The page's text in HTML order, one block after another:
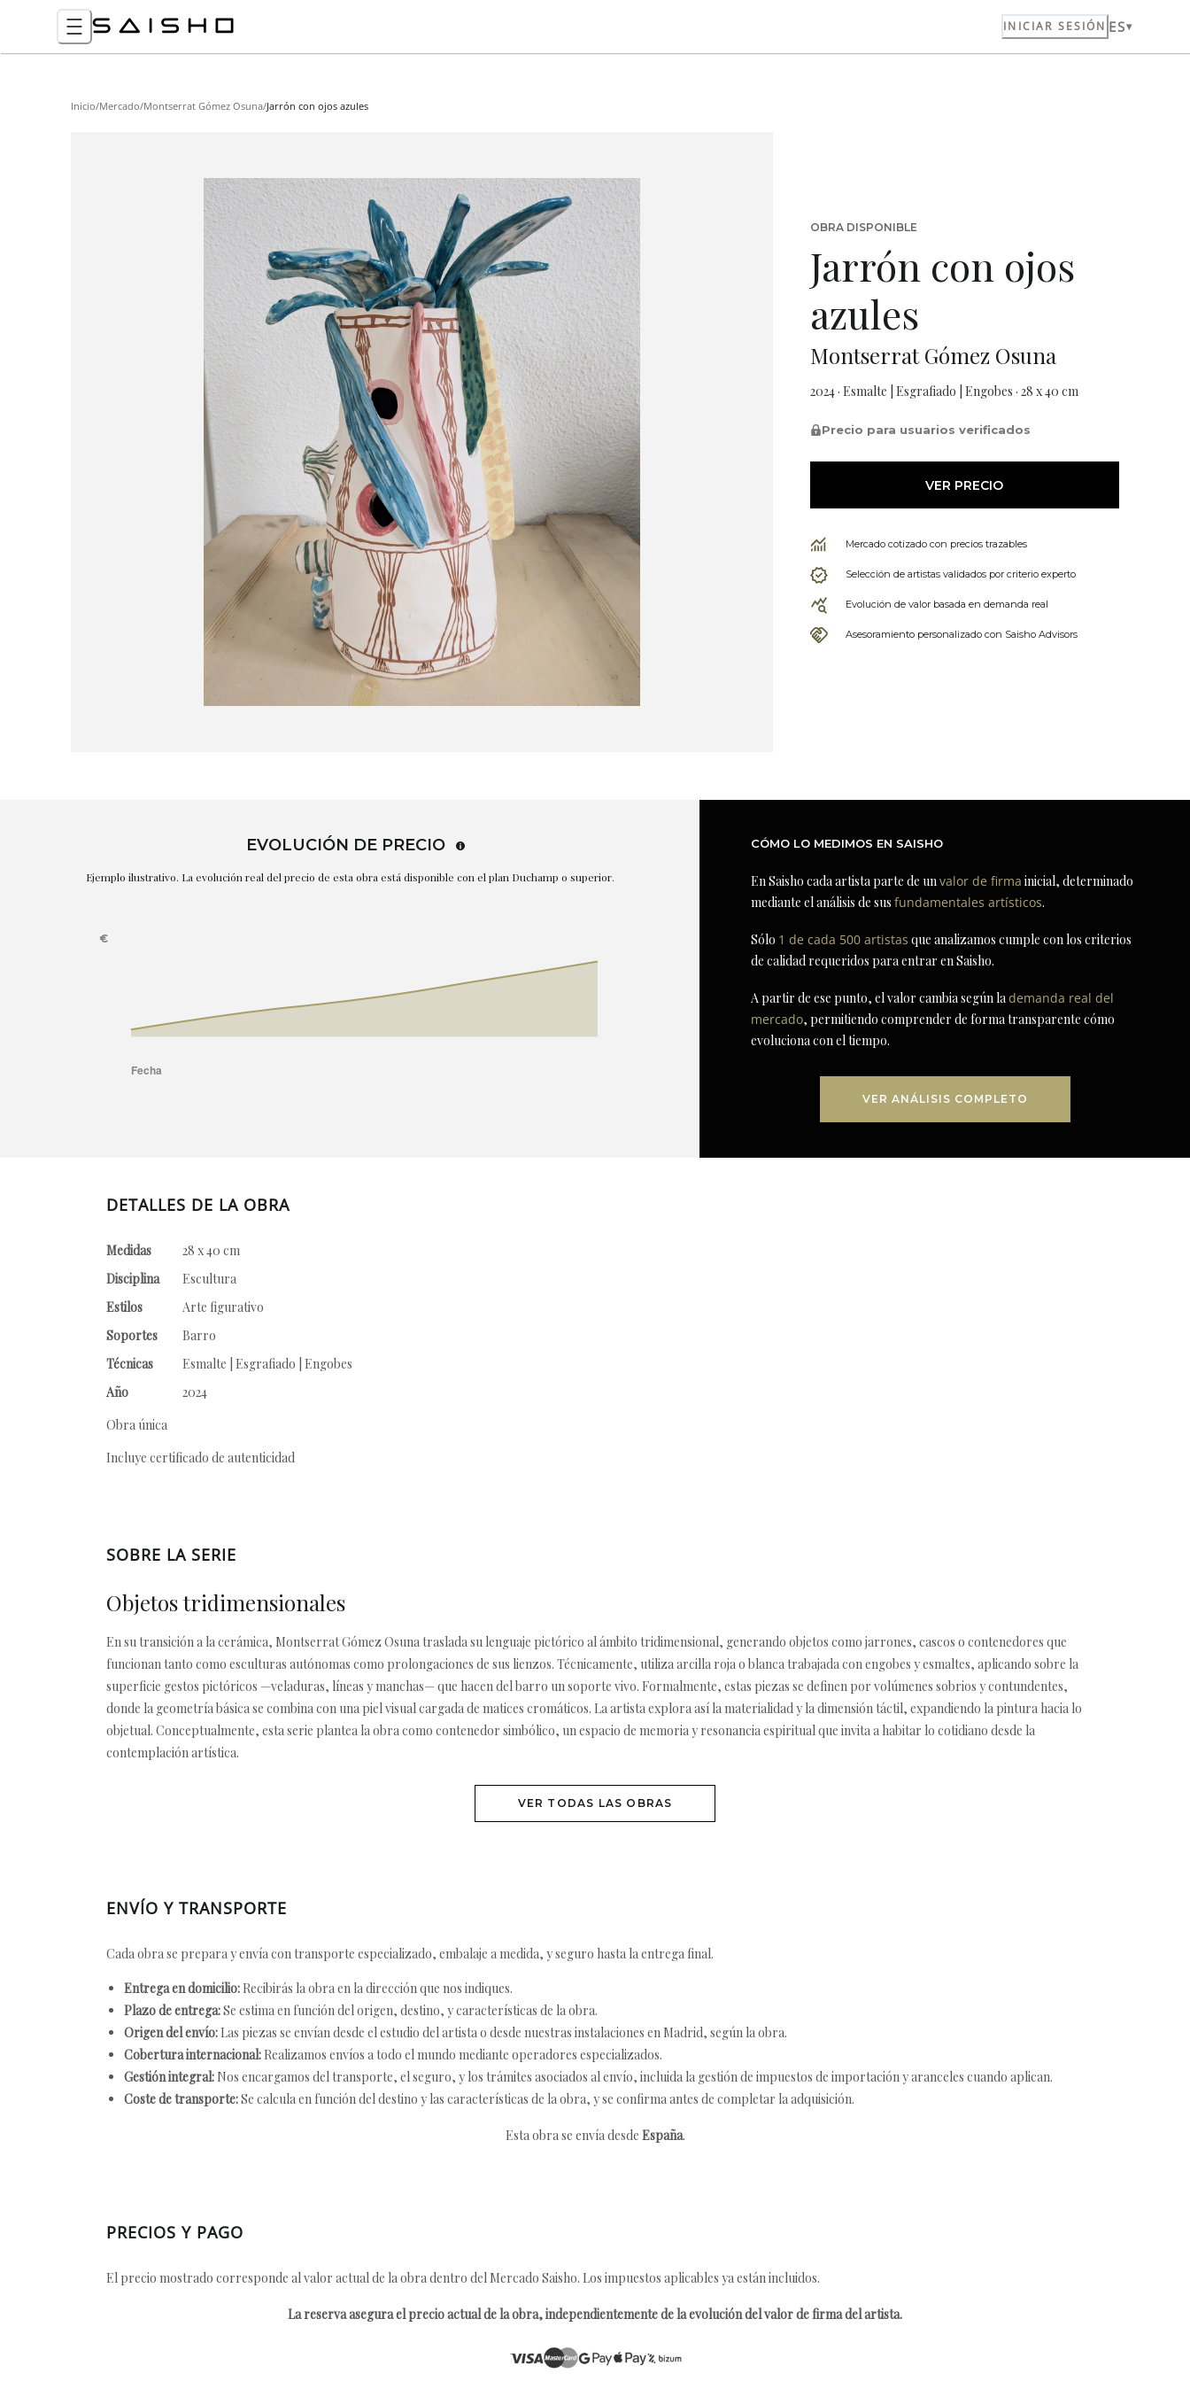
INICIAR SESIÓN ES
Inicio/Mercado/Montserrat Gómez Osuna/Jarrón con ojos azules
OBRA DISPONIBLE
Jarrón con ojos
azules
Montserrat Gómez Osuna
2024 · Esmalte | Esgrafiado | Engobes · 28 x 40 cm
Precio para usuarios verificados
VER PRECIO
Mercado cotizado con precios trazables
Selección de artistas validados por criterio experto
Evolución de valor basada en demanda real
Asesoramiento personalizado con Saisho Advisors
EVOLUCIÓN DE PRECIO
Ejemplo ilustrativo. La evolución real del precio de esta obra está disponible con el plan Duchamp o superior.
CÓMO LO MEDIMOS EN SAISHO
En Saisho cada artista parte de unvalor de firma inicial, determinado
mediante el análisis de susfundamentales artísticos.
Sólo 1 de cada 500 artistas que analizamos cumple con los criterios
de calidad requeridos para entrar en Saisho.
A partir de ese punto, el valor cambia según lademanda real del
mercado, permitiendo comprender de forma transparente cómo
evoluciona con el tiempo.
VER ANÁLISIS COMPLETO
DETALLES DE LA OBRA
Medidas
28 x 40 cm
Disciplina
Escultura
Estilos
Arte figurativo
Soportes
Barro
Técnicas
Esmalte | Esgrafiado | Engobes
Año
2024
Obra única
Incluye certificado de autenticidad
SOBRE LA SERIE
Objetos tridimensionales
En su transición a la cerámica, Montserrat Gómez Osuna traslada su lenguaje pictórico al ámbito tridimensional, generando objetos como jarrones, cascos o contenedores que
funcionan tanto como esculturas autónomas como prolongaciones de sus lienzos. Técnicamente, utiliza arcilla roja o blanca trabajada con engobes y esmaltes, aplicando sobre la
superficie gestos pictóricos —veladuras, líneas y manchas— que hacen del barro un soporte vivo. Formalmente, estas piezas se definen por volúmenes sobrios y contundentes,
donde la geometría básica se combina con una piel visual cargada de matices cromáticos. La artista explora así la materialidad y la dimensión táctil, expandiendo la pintura hacia lo
objetual. Conceptualmente, esta serie plantea la obra como contenedor simbólico, un espacio de memoria y resonancia espiritual que invita a habitar lo cotidiano desde la
contemplación artística.
VER TODAS LAS OBRAS
ENVÍO Y TRANSPORTE
Cada obra se prepara y envía con transporte especializado, embalaje a medida, y seguro hasta la entrega final.
Entrega en domicilio: Recibirás la obra en la dirección que nos indiques.
Plazo de entrega:Se estima en función del origen, destino, y características de la obra.
Origen del envío: Las piezas se envían desde el estudio del artista o desde nuestras instalaciones en Madrid, según la obra.
Cobertura internacional: Realizamos envíos a todo el mundo mediante operadores especializados.
Gestión integral: Nos encargamos del transporte, el seguro, y los trámites asociados al envío, incluida la gestión de impuestos de importación y aranceles cuando aplican.
Coste de transporte:Se calcula en función del destino y las características de la obra, y se confirma antes de completar la adquisición.
Esta obra se envía desde España.
PRECIOS Y PAGO
El precio mostrado corresponde al valor actual de la obra dentro del Mercado Saisho. Los impuestos aplicables ya están incluidos.
La reserva asegura el precio actual de la obra, independientemente de la evolución del valor de firma del artista.